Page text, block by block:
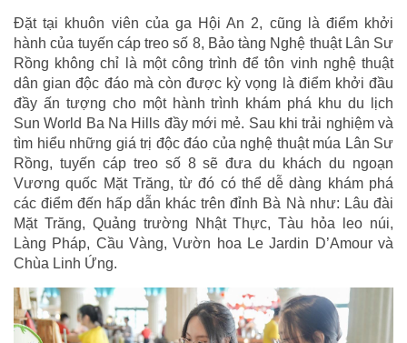
Đặt tại khuôn viên của ga Hội An 2, cũng là điểm khởi
hành của tuyến cáp treo số 8, Bảo tàng Nghệ thuật Lân Sư
Rồng không chỉ là một công trình để tôn vinh nghệ thuật
dân gian độc đáo mà còn được kỳ vọng là điểm khởi đầu
đầy ấn tượng cho một hành trình khám phá khu du lịch
Sun World Ba Na Hills đầy mới mẻ. Sau khi trải nghiệm và
tìm hiểu những giá trị độc đáo của nghệ thuật múa Lân Sư
Rồng, tuyến cáp treo số 8 sẽ đưa du khách du ngoạn
Vương quốc Mặt Trăng, từ đó có thể dễ dàng khám phá
các điểm đến hấp dẫn khác trên đỉnh Bà Nà như: Lâu đài
Mặt Trăng, Quảng trường Nhật Thực, Tàu hỏa leo núi,
Làng Pháp, Cầu Vàng, Vườn hoa Le Jardin D’Amour và
Chùa Linh Ứng.